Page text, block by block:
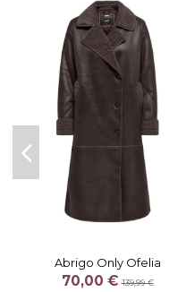
Abrigo Only Ofelia
70,00 €139,99 €